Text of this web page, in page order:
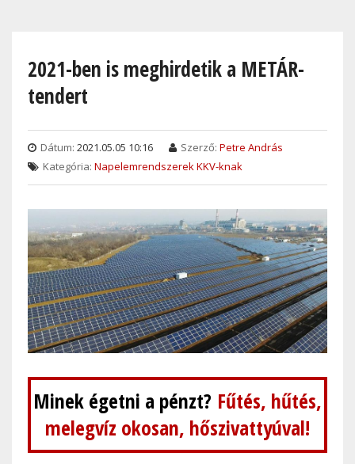
content2021-ben is meghirdetik a METÁR-
tendert
Dátum: 2021.05.05 10:16 Szerző: Petre András
Kategória: Napelemrendszerek KKV-knak
Minek égetni a pénzt? Fűtés, hűtés,
melegvíz okosan, hőszivattyúval!